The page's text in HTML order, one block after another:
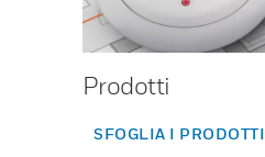
Prodotti
SFOGLIA I PRODOTTI